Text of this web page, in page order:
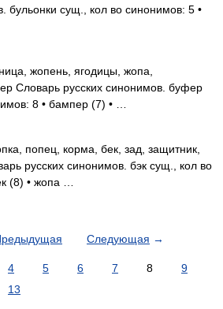
бульонки сущ., кол во синонимов: 5 •
жопень, ягодицы, жопа,
Словарь русских синонимов. буфер
8 • бампер (7) • …
попец, корма, бек, зад, защитник,
русских синонимов. бэк сущ., кол во
(8) • жопа …
Следующая →
4 5 6 7 8
9
13